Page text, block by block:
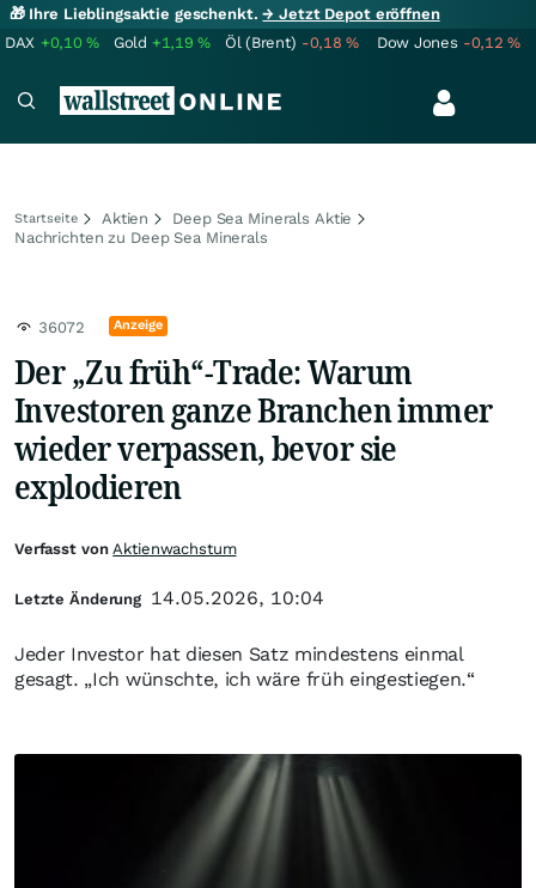
🎁 Ihre Lieblingsaktie geschenkt.→ Jetzt Depot eröffnen
DAX +0,10% Gold +1,19% Öl (Brent) -0,18% Dow Jones -0,12%
Startseite Aktien
Deep Sea Minerals Aktie
Nachrichten zu Deep Sea Minerals
36072 Anzeige
Der „Zu früh“-Trade: Warum
Investoren ganze Branchen immer
wieder verpassen, bevor sie
explodieren
Jeder Investor hat diesen Satz mindestens einmal
gesagt. „Ich wünschte, ich wäre früh eingestiegen.“
Verfasst vonAktienwachstum
Letzte Änderung 14.05.2026, 10:04